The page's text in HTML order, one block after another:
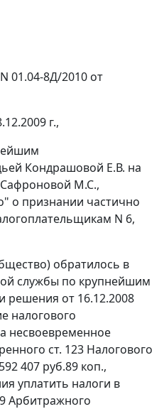
01.04-8Д/2010 от
г.,
Кондрашовой Е.В. на
Сафроновой М.С.,
о признании частично
N 6,
обратилось в
службы по крупнейшим
решения от 16.12.2008
налогового
несвоевременное
ст. 123 Налогового
407 руб.89 коп.,
уплатить налоги в
Арбитражного